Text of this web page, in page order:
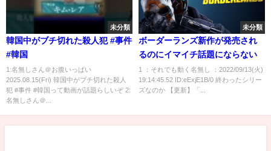
未分類
韓国中がブチ切れた殺人犯 #事件
#韓国
1:名無しさん＠お腹いっぱい
2025.08.15(Fri) 韓国中がブチ切れた殺人
犯 #事件 #韓国って動画が話題らしいぞ 2:
名無しさん＠...
未分類
ボーダーランズ新作が発売され
るのにイマイチ話題にならない
1 ：それでも動く名無し ：2022/09/13(火)
19:14:45.52 ID:eExjE1B/0 終わったシリー
ズなのか 【更新】「...